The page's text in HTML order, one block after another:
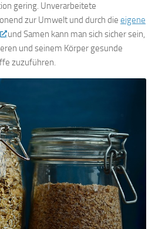
gering. Unverarbeitete
zur Umwelt und durch die eigene
und Samen kann man sich sicher sein,
und seinem Körper gesunde
zuzuführen.